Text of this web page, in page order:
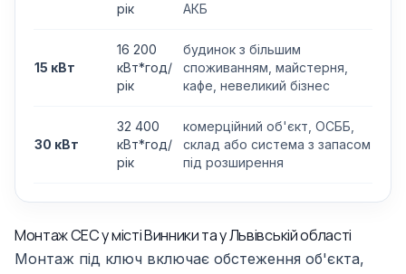
рік
АКБ
15 кВт
16 200
кВт*год/
рік
будинок з більшим
споживанням, майстерня,
кафе, невеликий бізнес
30 кВт
32 400
кВт*год/
рік
комерційний об'єкт, ОСББ,
склад або система з запасом
під розширення
Монтаж СЕС у місті Винники та у Львівській області
Монтаж під ключ включає обстеження об'єкта,